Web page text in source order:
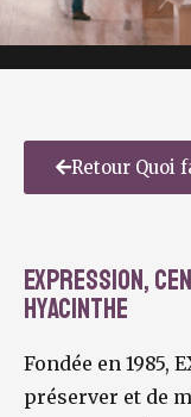
Retour Quoi
EXPRESSION,
Hyacinthe
Fondée en 1985,
préserver et de